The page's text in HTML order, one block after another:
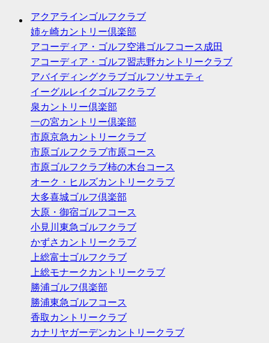
アクアラインゴルフクラブ
姉ヶ崎カントリー倶楽部
アコーディア・ゴルフ空港ゴルフコース成田
アコーディア・ゴルフ習志野カントリークラブ
アバイディングクラブゴルフソサエティ
イーグルレイクゴルフクラブ
泉カントリー倶楽部
一の宮カントリー倶楽部
市原京急カントリークラブ
市原ゴルフクラブ市原コース
市原ゴルフクラブ柿の木台コース
オーク・ヒルズカントリークラブ
大多喜城ゴルフ倶楽部
大原・御宿ゴルフコース
小見川東急ゴルフクラブ
かずさカントリークラブ
上総富士ゴルフクラブ
上総モナークカントリークラブ
勝浦ゴルフ倶楽部
勝浦東急ゴルフコース
香取カントリークラブ
カナリヤガーデンカントリークラブ